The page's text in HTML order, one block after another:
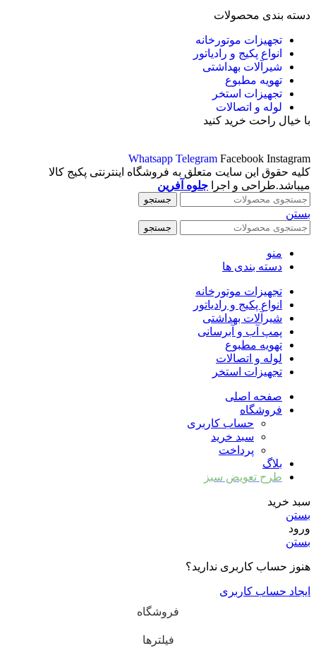
دسته بندی محصولات
تجهیزات موتورخانه
انواع پکیج و رادیاتور
شیرآلات بهداشتی
تهویه مطبوع
تجهیزات استخر
لوله و اتصالات
با خیال راحت خرید کنید
Whatsapp Telegram Facebook Instagram
کلیه حقوق این سایت متعلق به فروشگاه اینترنتی پکیج کالا
میباشد.طراحی و اجرا جلوه آفرین
جستجو
بستن
جستجو
منو
دسته بندی ها
تجهیزات موتورخانه
انواع پکیج و رادیاتور
شیرآلات بهداشتی
پمپ آب و آبرسانی
تهویه مطبوع
لوله و اتصالات
تجهیزات استخر
صفحه اصلی
فروشگاه
حساب کاربری
سبد خرید
پرداخت
بلاگ
طرح تعویض سبز
سبد خرید
بستن
ورود
بستن
هنوز حساب کاربری ندارید؟
ایجاد حساب کاربری
فروشگاه
فیلترها